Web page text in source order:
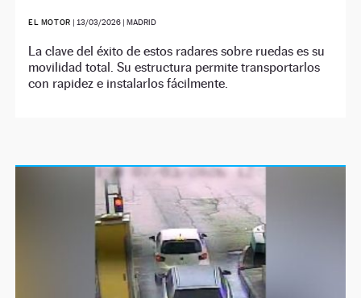
EL MOTOR | 13/03/2026 | MADRID
La clave del éxito de estos radares sobre ruedas es su
movilidad total. Su estructura permite transportarlos
con rapidez e instalarlos fácilmente.